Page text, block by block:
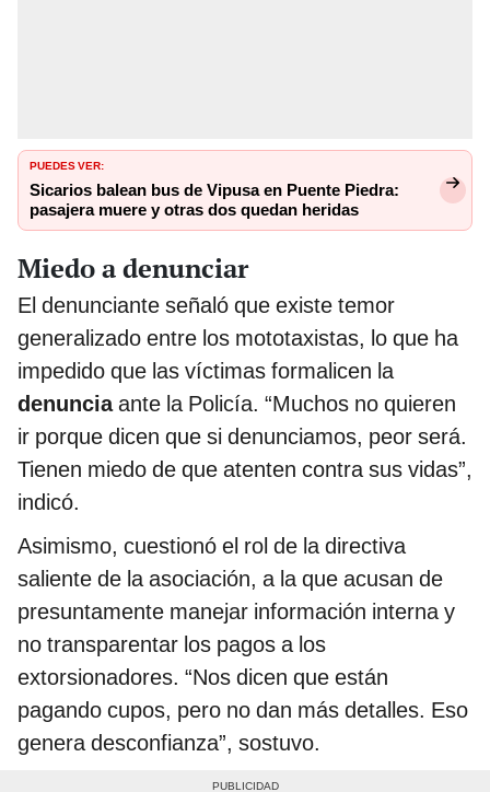
PUEDES VER:
Sicarios balean bus de Vipusa en Puente Piedra:
pasajera muere y otras dos quedan heridas
Miedo a denunciar
El denunciante señaló que existe temor
generalizado entre los mototaxistas, lo que ha
impedido que las víctimas formalicen la
denunciaante la Policía. “Muchos no quieren
ir porque dicen que si denunciamos, peor será.
Tienen miedo de que atenten contra sus vidas”,
indicó.
Asimismo, cuestionó el rol de la directiva
saliente de la asociación, a la que acusan de
presuntamente manejar información interna y
no transparentar los pagos a los
extorsionadores. “Nos dicen que están
pagando cupos, pero no dan más detalles. Eso
genera desconfianza”, sostuvo.